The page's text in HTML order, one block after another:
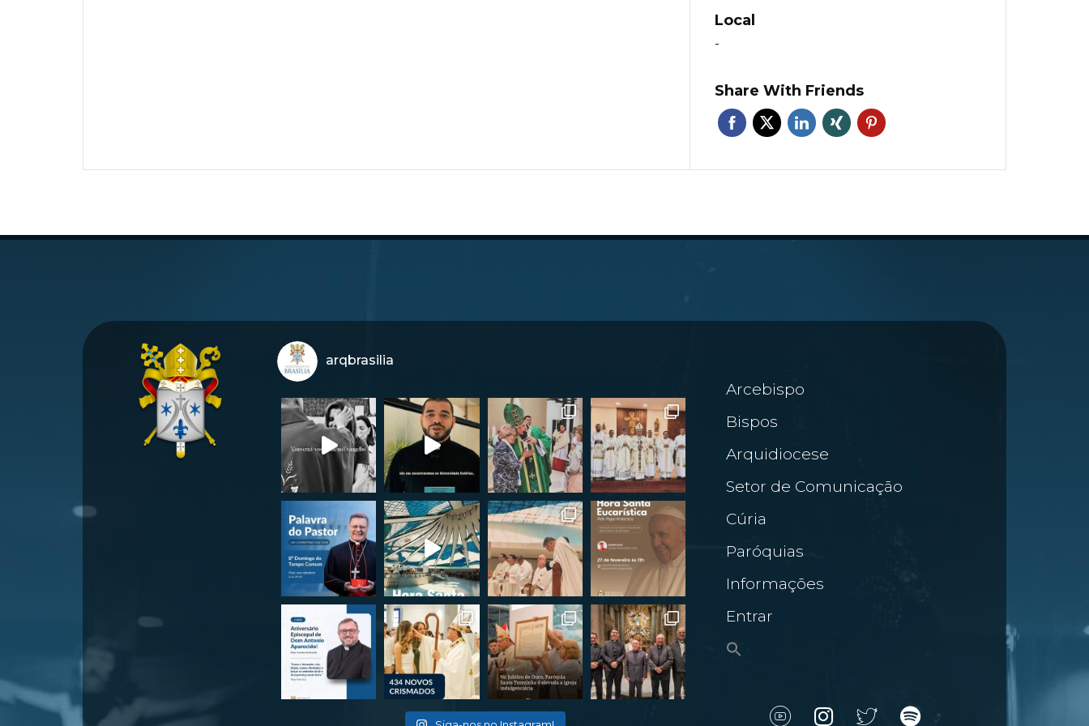
Local
-
Share With Friends
arqbrasilia
Arcebispo
Bispos
Arquidiocese
Setor de Comunicação
Cúria
Paróquias
Informações
Entrar